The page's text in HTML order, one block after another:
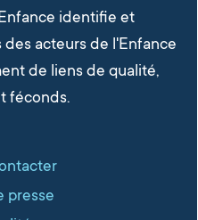
identifie et
acteurs de l'Enfance
de liens de qualité,
féconds.
presse